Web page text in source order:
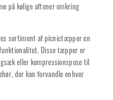
på kølige aftener omkring
sortiment af picnictæpper en
Disse tæpper er
eller kompressionspose til
der kan forvandle enhver